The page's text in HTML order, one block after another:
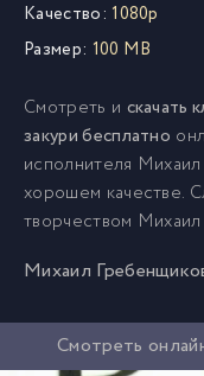
Качество: 1080p
Размер: 100 MB
Смотреть и скачать
закури бесплатно
исполнителя
хорошем качестве.
творчеством
Михаил
Смотреть